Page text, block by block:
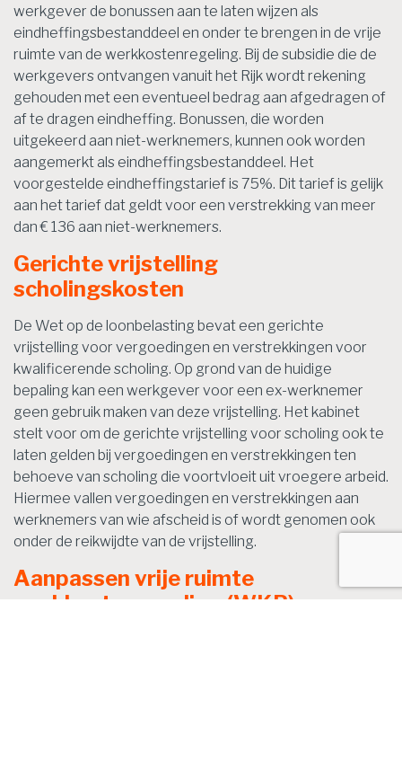
werkgever de bonussen aan te laten wijzen als
eindheffingsbestanddeel en onder te brengen in de vrije
ruimte van de werkkostenregeling. Bij de subsidie die de
werkgevers ontvangen vanuit het Rijk wordt rekening
gehouden met een eventueel bedrag aan afgedragen of
af te dragen eindheffing. Bonussen, die worden
uitgekeerd aan niet-werknemers, kunnen ook worden
aangemerkt als eindheffingsbestanddeel. Het
voorgestelde eindheffingstarief is 75%. Dit tarief is gelijk
aan het tarief dat geldt voor een verstrekking van meer
dan € 136 aan niet-werknemers.
Gerichte vrijstelling
scholingskosten
De Wet op de loonbelasting bevat een gerichte
vrijstelling voor vergoedingen en verstrekkingen voor
kwalificerende scholing. Op grond van de huidige
bepaling kan een werkgever voor een ex-werknemer
geen gebruik maken van deze vrijstelling. Het kabinet
stelt voor om de gerichte vrijstelling voor scholing ook te
laten gelden bij vergoedingen en verstrekkingen ten
behoeve van scholing die voortvloeit uit vroegere arbeid.
Hiermee vallen vergoedingen en verstrekkingen aan
werknemers van wie afscheid is of wordt genomen ook
onder de reikwijdte van de vrijstelling.
Aanpassen vrije ruimte
werkkostenregeling (WKR)